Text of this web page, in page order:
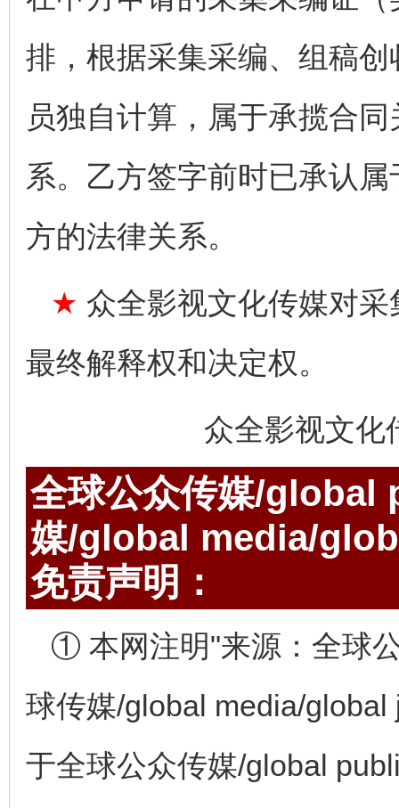
排，根据采集采编、组稿
员独自计算，属于承揽合
系。乙方签字前时已承认
方的法律关系。
★ 众全影视文化传媒对
最终解释权和决定权。
众全影视文化
全球公众传媒/global
媒/global media/
免责声明：
① 本网注明"来源：全球
球传媒/global media/
于全球公众传媒/global